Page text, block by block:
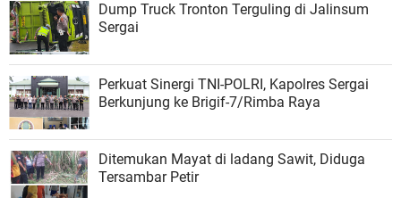
Dump Truck Tronton Terguling di Jalinsum
Sergai
Perkuat Sinergi TNI-POLRI, Kapolres Sergai
Berkunjung ke Brigif-7/Rimba Raya
Ditemukan Mayat di ladang Sawit, Diduga
Tersambar Petir